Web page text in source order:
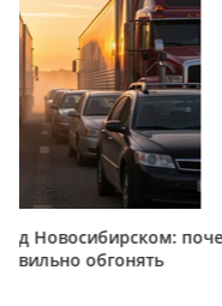
А‑1000D с
для